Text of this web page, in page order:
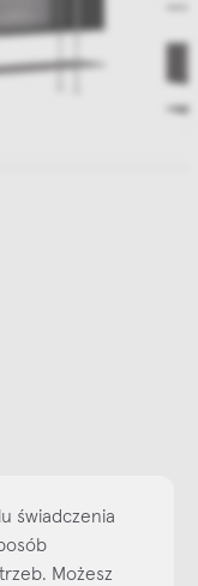
świadczenia
Możesz